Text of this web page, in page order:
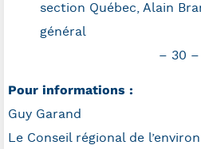
section Québec, Alain
général
– 30 –
Pour informations :
Guy Garand
Le Conseil régional de